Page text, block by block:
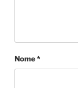
Nome*